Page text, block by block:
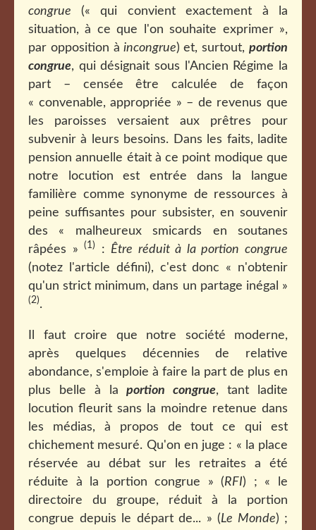
congrue (« qui convient exactement à la
situation, à ce que l'on souhaite exprimer »,
par opposition à incongrue) et, surtout,portion
congrue, qui désignait sous l'Ancien Régime la
part – censée être calculée de façon
« convenable, appropriée » – de revenus que
les paroisses versaient aux prêtres pour
subvenir à leurs besoins. Dans les faits, ladite
pension annuelle était à ce point modique que
notre locution est entrée dans la langue
familière comme synonyme de ressources à
peine suffisantes pour subsister, en souvenir
des « malheureux smicards en soutanes
râpées »(1) : Être réduit à la portion congrue
(notez l'article défini), c'est donc « n'obtenir
qu'un strict minimum, dans un partage inégal »
(2).
Il faut croire que notre société moderne,
après quelques décennies de relative
abondance, s'emploie à faire la part de plus en
plus belle à laportion congrue, tant ladite
locution fleurit sans la moindre retenue dans
les médias, à propos de tout ce qui est
chichement mesuré. Qu'on en juge : « l a place
réservée au débat sur les retraites a été
réduite à la portion congrue » (RFI) ; « le
directoire du groupe, réduit à la portion
congrue depuis le départ de... » (Le Monde) ;